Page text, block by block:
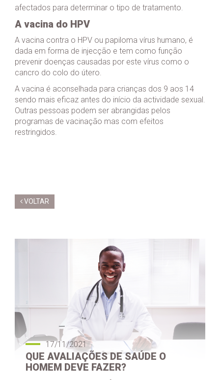
afectados para determinar o tipo de tratamento.
A vacina do HPV
A vacina contra o HPV ou papiloma vírus humano, é
dada em forma de injecção e tem como função
prevenir doenças causadas por este vírus como o
cancro do colo do útero.
A vacina é aconselhada para crianças dos 9 aos 14
sendo mais eficaz antes do início da actividade sexual.
Outras pessoas podem ser abrangidas pelos
programas de vacinação mas com efeitos
restringidos.
VOLTAR
17/11/2021
QUE AVALIAÇÕES DE SAÚDE O
HOMEM DEVE FAZER?